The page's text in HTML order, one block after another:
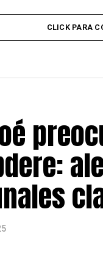
CLICK PARA